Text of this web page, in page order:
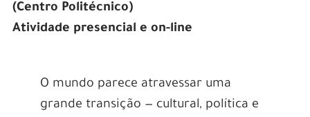
(Centro Politécnico)
Atividade presencial e on-line
O mundo parece atravessar uma
grande transição — cultural, política e